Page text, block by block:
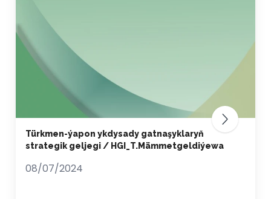
Türkmen-ýapon ykdysady gatnaşyklaryň
strategik geljegi / HGI_T.Mämmetgeldiýewa
08/07/2024